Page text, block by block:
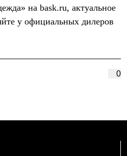
» на bask.ru, актуальное
у официальных дилеров
0